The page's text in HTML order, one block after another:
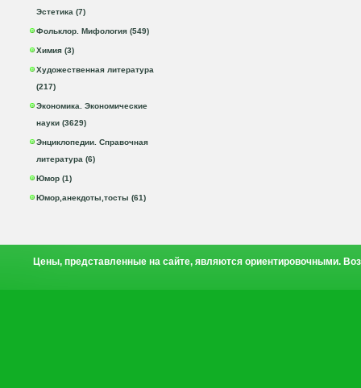
Эстетика (7)
Фольклор. Мифология (549)
Химия (3)
Художественная литература
(217)
Экономика. Экономические
науки (3629)
Энциклопедии. Справочная
литература (6)
Юмор (1)
Юмор,анекдоты,тосты (61)
Цены, представленные на сайте, являются ориентировочными.